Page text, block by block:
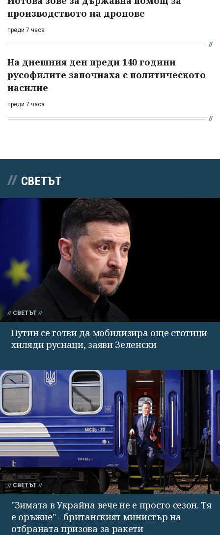
производството на дронове
преди 7 часа
На днешния ден преди 140 години
русофилите започнаха с политическото
насилие
преди 7 часа
СВЕТЪТ
СВЕТЪТ
Путин се готви да мобилизира още стотици
хиляди руснаци, заяви Зеленски
СВЕТЪТ
"Зимата в Украйна вече не е просто сезон. Тя
е оръжие" - британският министър на
отбраната призова за ракети